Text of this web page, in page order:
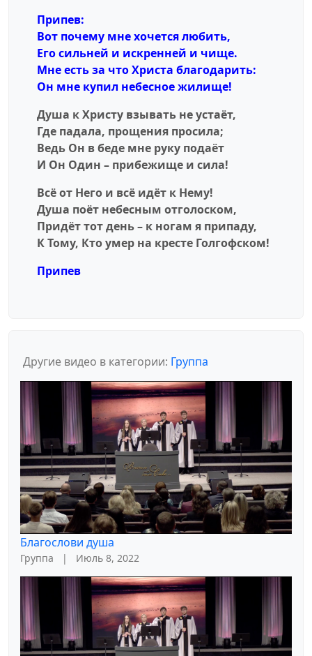
Припев:
Вот почему мне хочется любить,
Его сильней и искренней и чище.
Мне есть за что Христа благодарить:
Он мне купил небесное жилище!
Душа к Христу взывать не устаёт,
Где падала, прощения просила;
Ведь Он в беде мне руку подаёт
И Он Один – прибежище и сила!
Всё от Него и всё идёт к Нему!
Душа поёт небесным отголоском,
Придёт тот день – к ногам я припаду,
К Тому, Кто умер на кресте Голгофском!
Припев
Другие видео в категории: Группа
Благослови душа
Группа | Июль 8, 2022